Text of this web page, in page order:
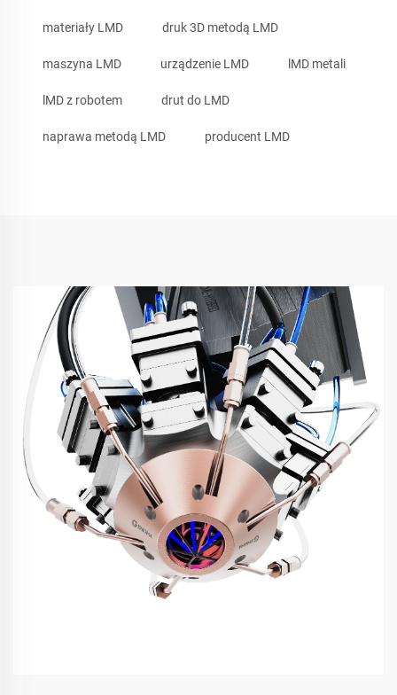
materiały LMD druk 3D metodą LMD
maszyna LMD urządzenie LMD lMD metali
lMD z robotem drut do LMD
naprawa metodą LMD producent LMD